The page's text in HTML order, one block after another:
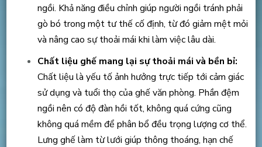
ngồi. Khả năng điều chỉnh giúp người ngồi tránh phải
gò bó trong một tư thế cố định, từ đó giảm mệt mỏi
và nâng cao sự thoải mái khi làm việc lâu dài.
Chất liệu ghế mang lại sự thoải mái và bền bỉ:
Chất liệu là yếu tố ảnh hưởng trực tiếp tới cảm giác
sử dụng và tuổi thọ của ghế văn phòng. Phần đệm
ngồi nên có độ đàn hồi tốt, không quá cứng cũng
không quá mềm để phân bổ đều trọng lượng cơ thể.
Lưng ghế làm từ lưới giúp thông thoáng, hạn chế